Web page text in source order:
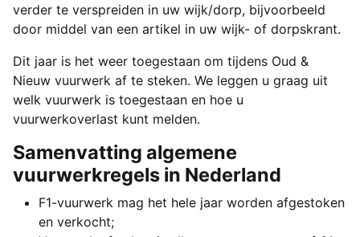
verder te verspreiden in uw wijk/dorp, bijvoorbeeld
door middel van een artikel in uw wijk- of dorpskrant.
Dit jaar is het weer toegestaan om tijdens Oud &
Nieuw vuurwerk af te steken. We leggen u graag uit
welk vuurwerk is toegestaan en hoe u
vuurwerkoverlast kunt melden.
Samenvatting algemene
vuurwerkregels in Nederland
F1-vuurwerk mag het hele jaar worden afgestoken
en verkocht;